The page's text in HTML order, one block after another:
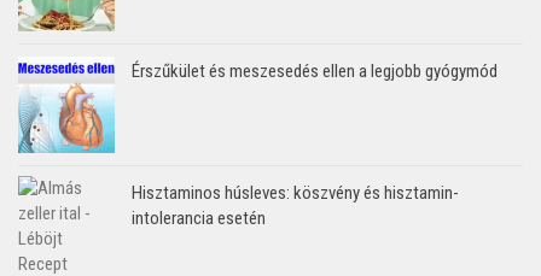
Érszűkület és meszesedés ellen a legjobb gyógymód
Hisztaminos húsleves: köszvény és hisztamin-
intolerancia esetén